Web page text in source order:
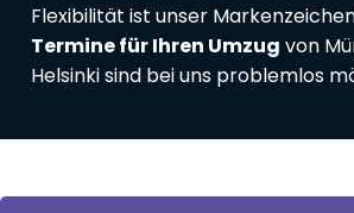
Flexibilität ist unser
Termine für Ihren Umzug von
Helsinki sind bei uns problemlos